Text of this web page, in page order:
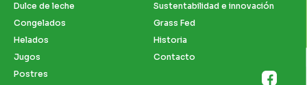
Dulce de leche
Congelados
Helados
Jugos
Postres
Sustentabilidad e innovación
Grass Fed
Historia
Contacto